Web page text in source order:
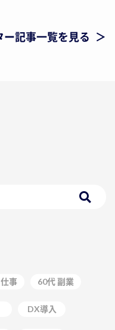
ー記事一覧を見る
事 60代 副業
DX導入